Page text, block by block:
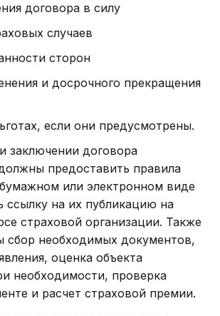
договора в силу
случаев
сторон
и досрочного прекращения
если они предусмотрены.
заключении договора
предоставить правила
или электронном виде
ссылку на их публикацию на
страховой организации. Также
сбор необходимых документов,
оценка объекта
необходимости, проверка
и расчет страховой премии.